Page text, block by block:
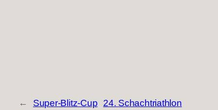
←
Super-Blitz-Cup
24. Schachtriathlon